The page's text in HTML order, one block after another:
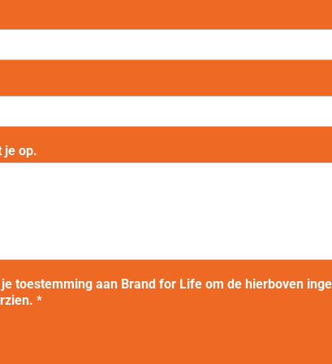
je op.
toestemming aan Brand for Life om de hierboven
*